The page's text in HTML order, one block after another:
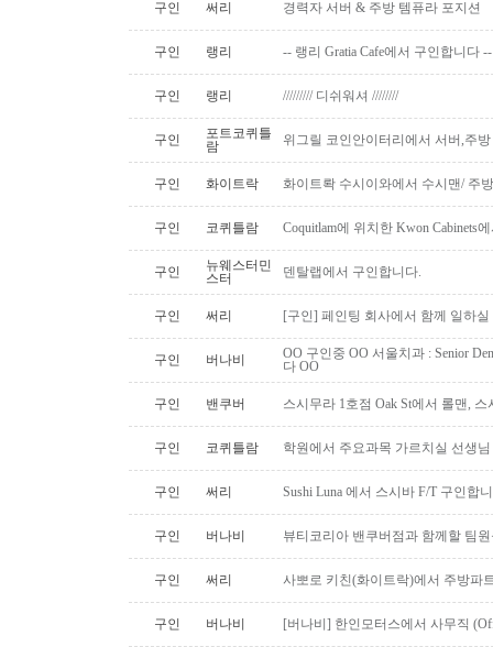
구인 써리 경력자 서버 & 주방 템퓨라 포지션
구인 랭리 -- 랭리 Gratia Cafe에서 구인합니다 --
구인 랭리 ///////// 디쉬워셔 ////////
구인
포트코퀴틀
람
위그릴 코인안이터리에서 서버,주
구인 화이트락 화이트롹 수시이와에서 수시맨/ 주
구인 코퀴틀람 Coquitlam에 위치한 Kwon Cabinets
구인
뉴웨스터민
스터
덴탈랩에서 구인합니다.
구인 써리 [구인] 페인팅 회사에서 함께 일하
구인 버나비
OO 구인중 OO 서울치과 : Senior
다 OO
구인 밴쿠버 스시무라 1호점 Oak St에서 롤맨,
구인 코퀴틀람 학원에서 주요과목 가르치실 선생
구인 써리 Sushi Luna 에서 스시바 F/T 구인합
구인 버나비 뷰티코리아 밴쿠버점과 함께할 팀
구인 써리 사뽀로 키친(화이트락)에서 주방파
구인 버나비 [버나비] 한인모터스에서 사무직